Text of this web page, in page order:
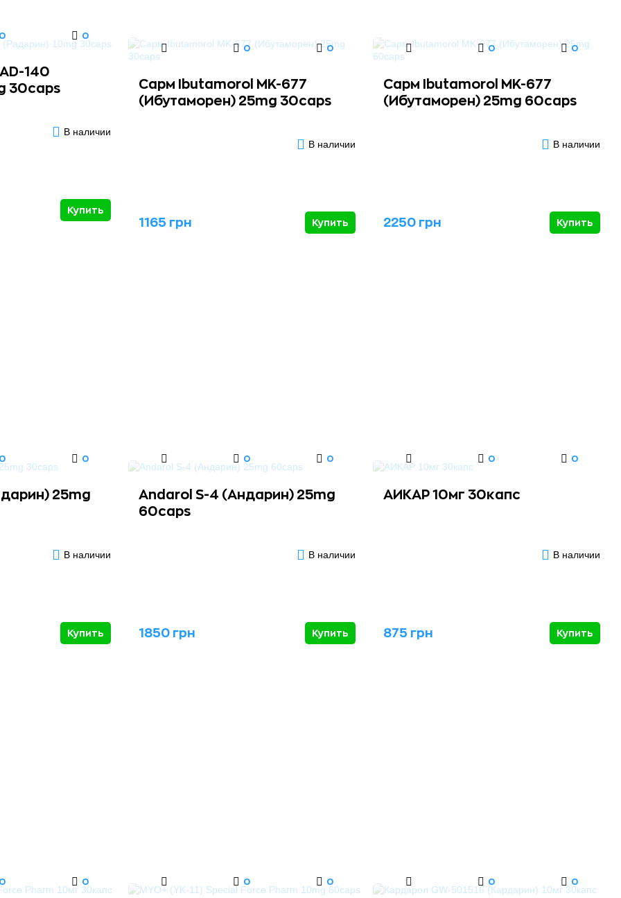
0
140
30caps
В наличии
Купить
0 0
Сарм Ibutamorol MK-677
(Ибутаморен) 25mg 30caps
В наличии
1165 грн Купить
0 0
Сарм Ibutamorol MK-677
(Ибутаморен) 25mg 60caps
В наличии
2250 грн Купить
0
25mg
В наличии
Купить
0 0
Andarol S-4 (Андарин) 25mg
60caps
В наличии
1850 грн Купить
0 0
АИКАР 10мг 30капс
В наличии
875 грн Купить
0 0 0 0 0